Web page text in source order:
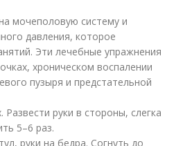
мочеполовую систему и
давления, которое
Эти лечебные упражнения
хроническом воспалении
пузыря и предстательной
Развести руки в стороны, слегка
5–6 раз.
руки на бедра. Согнуть до